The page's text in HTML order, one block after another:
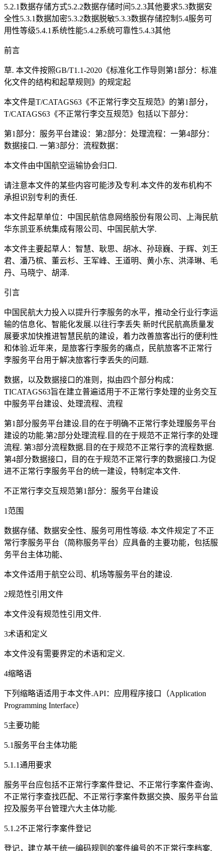
5.2.1数据存储方式5.2.2数据存储时间5.2.3其他要求5.3数据安
全性5.3.1数据加密5.3.2数据脱敏5.3.3数据存储控制5.4服务可
用性等级5.4.1系统性能5.4.2系统可靠性5.4.3其他
前言
草. 本文件按照GB/T1.1-2020《标准化工作导则第1部分：标准
化文件的结构和起草规则》的规定起
本文件是T/CATAGS63《不正常行李交互规范》的第1部分，
T/CATAGS63《不正常行李交互规范》包括以下部分：
第1部分：服务平台建设：第2部分：处理流程：一第4部分：
数据接口. 一第3部分：流程数据：
本文件由中国航空运输协会归口.
请注意本文件的某些内容可能涉及专利.本文件的发布机构不
承担识别专利的责任.
本文件起草单位：中国民航信息网络股份有限公司、上海民航
华东凯亚系统集成有限公司、中国民航大学.
本文件主要起草人：智慧、耿思、胡冰、孙琼巍、于辉、刘王
君、潘乃槟、董云杉、王军峰、王道明、黄小东、洪泽琳、毛
丹、马晓宁、胡泽.
引言
中国民航大力投入以提升行李服务的水平，推动全行业行李运
输的信息化、智能化发展.以往行李丢失 新时代民航高质量发
展要求加快推进智慧民航的建设，着力改善旅客出行的便利性
和体验.近年来，是旅客行李服务的痛点，民航旅客不正常行
李服务平台用于解决旅客行李丢失的问题.
数据，以及数据接口的准则，拟由四个部分构成：
TICATAGS63旨在建立普遍适用于不正常行李处理的业务交互
中服务平台建设、处理流程、流程
第1部分服务平台建设.目的在于明确不正常行李处理服务平台
建设的功能.第2部分处理流程.目的在于规范不正常行李的处理
流程. 第3部分流程数据.目的在于规范不正常行李的流程数据.
第4部分数据接口，目的在于规范不正常行李的数据接口.为促
进不正常行李服务平台的统一建设，特制定本文件.
不正常行李交互规范第1部分：服务平台建设
1范围
数据存储、数据安全性、服务可用性等级. 本文件规定了不正
常行李服务平台（简称服务平台）应具备的主要功能，包括服
务平台主体功能、
本文件适用于航空公司、机场等服务平台的建设.
2规范性引用文件
本文件没有规范性引用文件.
3术语和定义
本文件没有需要界定的术语和定义.
4缩略语
下列缩略语适用于本文件.API：应用程序接口（Application
Programming Interface）
5主要功能
5.1服务平台主体功能
5.1.1通用要求
服务平台应包括不正常行李案件登记、不正常行李案件查询、
不正常行李查找匹配、不正常行李案件数据交换、服务平台监
控及服务平台管理六大主体功能.
5.1.2不正常行李案件登记
登记，建立基于统一编码规则的案件编号的不正常行李档案.